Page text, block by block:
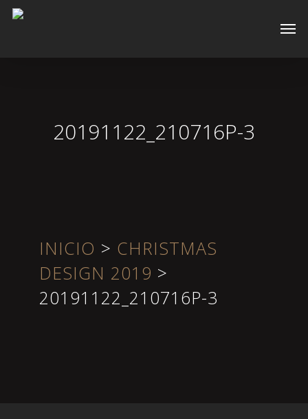
Skip
20191122_210716P-3
INICIO > CHRISTMAS
DESIGN 2019 >
20191122_210716P-3